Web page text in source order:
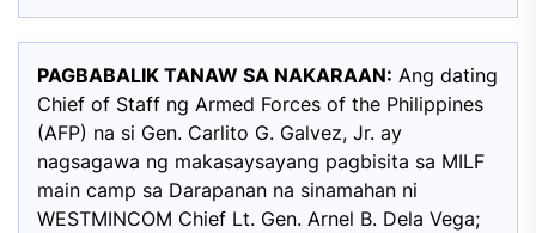
PAGBABALIK TANAW SA NAKARAAN: Ang dating
Chief of Staff ng Armed Forces of the Philippines
(AFP) na si Gen. Carlito G. Galvez, Jr. ay
nagsagawa ng makasaysayang pagbisita sa MILF
main camp sa Darapanan na sinamahan ni
WESTMINCOM Chief Lt. Gen. Arnel B. Dela Vega;